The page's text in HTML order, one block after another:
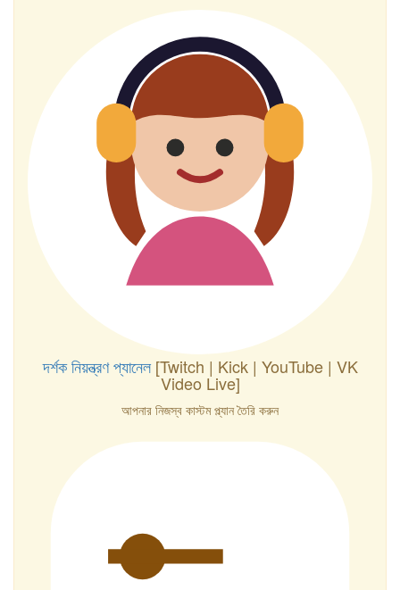
দর্শক নিয়ন্ত্রণ প্যানেল [Twitch | Kick | YouTube | VK
Video Live]
আপনার নিজস্ব কাস্টম প্ল্যান তৈরি করুন